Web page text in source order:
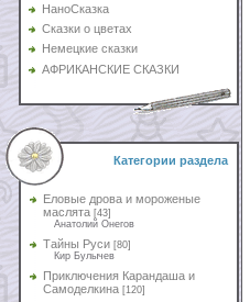
НаноСказка
Сказки о цветах
Немецкие сказки
АФРИКАНСКИЕ СКАЗКИ
Категории раздела
Еловые дрова и мороженые
маслята [43]
Анатолий Онегов
Тайны Руси [80]
Кир Булычев
Приключения Карандаша и
Самоделкина [120]